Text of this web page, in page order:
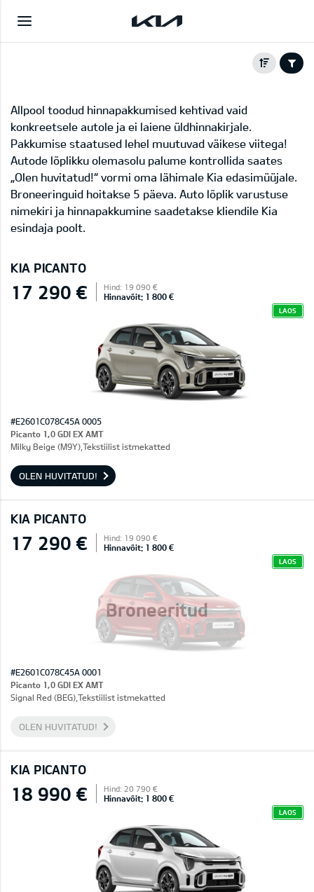
Allpool toodud hinnapakkumised kehtivad vaid
konkreetsele autole ja ei laiene üldhinnakirjale.
Pakkumise staatused lehel muutuvad väikese viitega!
Autode lõplikku olemasolu palume kontrollida saates
„Olen huvitatud!“ vormi oma lähimale Kia edasimüüjale.
Broneeringuid hoitakse 5 päeva. Auto lõplik varustuse
nimekiri ja hinnapakkumine saadetakse kliendile Kia
esindaja poolt.
KIA PICANTO
17 290 € Hind: 19 090 €
Hinnavõit: 1 800 €
LAOS
#E2601C078C45A 0005
Picanto 1,0 GDI EX AMT
Milky Beige (M9Y),Tekstiilist istmekatted
OLEN HUVITATUD!
KIA PICANTO
Broneeritud
17 290 € Hind: 19 090 €
Hinnavõit: 1 800 €
LAOS
#E2601C078C45A 0001
Picanto 1,0 GDI EX AMT
Signal Red (BEG),Tekstiilist istmekatted
OLEN HUVITATUD!
KIA PICANTO
18 990 € Hind: 20 790 €
Hinnavõit: 1 800 €
LAOS